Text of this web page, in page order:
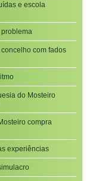
e escola
com fados
do Mosteiro
compra
experiências